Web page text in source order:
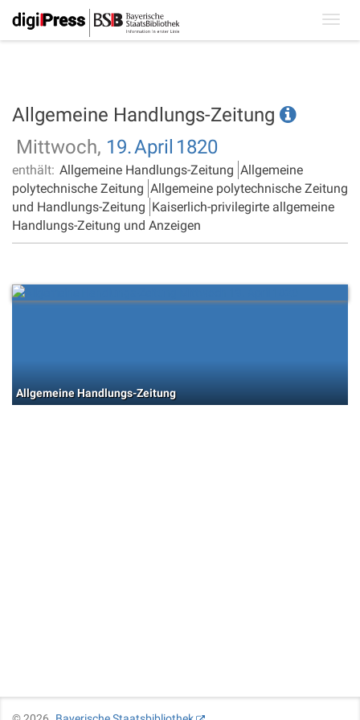
Allgemeine Handlungs-Zeitung
Mittwoch, 19.April 1820
enthält: Allgemeine Handlungs-Zeitung Allgemeine
polytechnische Zeitung Allgemeine polytechnische Zeitung
und Handlungs-Zeitung Kaiserlich-privilegirte allgemeine
Handlungs-Zeitung und Anzeigen
Allgemeine Handlungs-Zeitung